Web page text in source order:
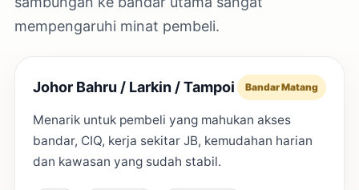
mempengaruhi minat pembeli.
Johor Bahru / Larkin / Tampoi Bandar Matang
Menarik untuk pembeli yang mahukan akses
bandar, CIQ, kerja sekitar JB, kemudahan harian
dan kawasan yang sudah stabil.